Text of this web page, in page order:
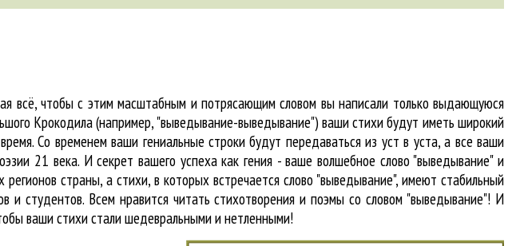
всё, чтобы с этим масштабным и потрясающим словом вы написали только выдающуюся
Крокодила (например, "выведывание-выведывание") ваши стихи будут иметь широкий
Со временем ваши гениальные строки будут передаваться из уст в уста, а все ваши
21 века. И секрет вашего успеха как гения - ваше волшебное слово "выведывание" и
страны, а стихи, в которых встречается слово "выведывание", имеют стабильный
студентов. Всем нравится читать стихотворения и поэмы со словом "выведывание"! И
ваши стихи стали шедевральными и нетленными!